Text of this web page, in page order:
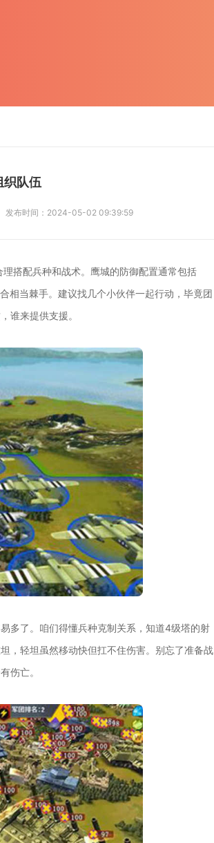
队伍
发布时间： 2024-05-02 09:39:59
搭配兵种和战术。鹰城的防御配置通常包括
当棘手。建议找几个小伙伴一起行动，毕竟团
谁来提供支援。
多了。咱们得懂兵种克制关系，知道4级塔的射
，轻坦虽然移动快但扛不住伤害。别忘了准备战
伤亡。